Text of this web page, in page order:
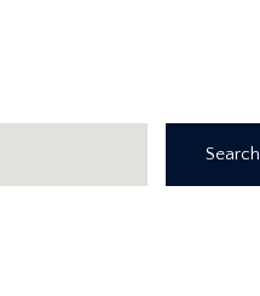
Search